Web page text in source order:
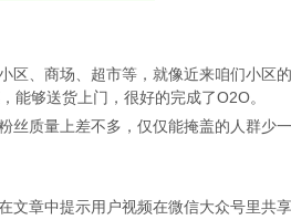
、商场、超市等，就像近来咱们小区
能够送货上门，很好的完成了O2O。
质量上差不多，仅仅能掩盖的人群少
章中提示用户视频在微信大众号里共